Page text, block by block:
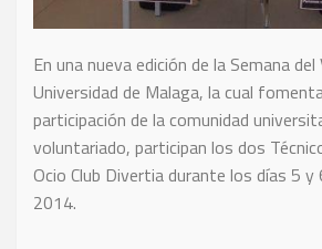
En una nueva edición de la Semana
Universidad de Malaga, la cual
participación de la comunidad
voluntariado, participan los dos
Ocio Club Divertia durante los días 5 y
2014.